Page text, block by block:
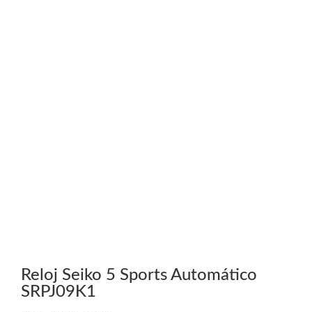
Reloj Seiko 5 Sports Automático
SRPJ09K1